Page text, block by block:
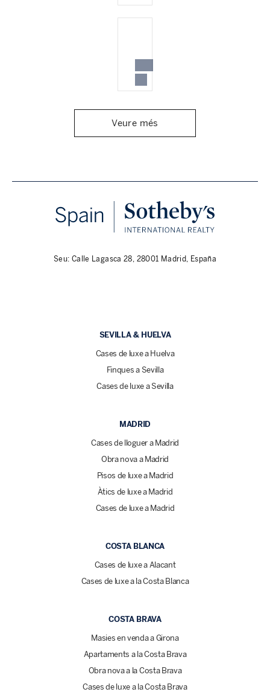
Veure més
Seu: Calle Lagasca 28, 28001 Madrid, España
SEVILLA & HUELVA
Cases de luxe a Huelva
Finques a Sevilla
Cases de luxe a Sevilla
MADRID
Cases de lloguer a Madrid
Obra nova a Madrid
Pisos de luxe a Madrid
Àtics de luxe a Madrid
Cases de luxe a Madrid
COSTA BLANCA
Cases de luxe a Alacant
Cases de luxe a la Costa Blanca
COSTA BRAVA
Masies en venda a Girona
Apartaments a la Costa Brava
Obra nova a la Costa Brava
Cases de luxe a la Costa Brava